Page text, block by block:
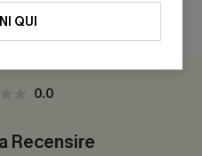
DEI CLIENTI
0.0
Recensire
QUI